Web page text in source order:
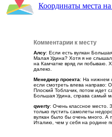
Координаты места на
Комментарии к месту
Алсу: Если есть вулкан
Малая Удина? Хотя я не
на Камчатке вряд ли побываю.
далеко.
Менеджер проекта: На нижнем
если смотреть влева направо:
Плоский Тоблачик, потом идет
Большая Удина, справа самый
qwerty: Очень классное место.
только пустить самолеты
вулкан было бы очень много. А
Италию, чем у себя на родине